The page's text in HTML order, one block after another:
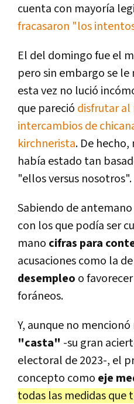
cuenta con mayoría
fracasaron "los
El del domingo fue el
pero sin embargo se
esta vez no lució
que pareció disfrutar al
intercambios de
kirchnerista. De hecho,
había estado tan
"ellos versus nosotros".
Sabiendo de
con los que podía ser
mano cifras para
acusaciones como la
desempleo o
foráneos.
Y, aunque no mencionó
"casta" -su gran
electoral de 2023-, el
concepto como eje
todas las medidas que